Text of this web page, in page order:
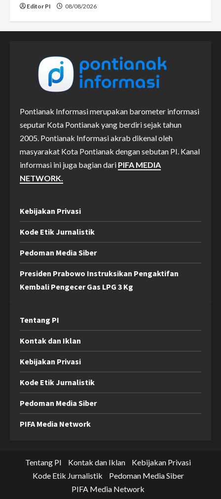
Editor PI 08/08/2026
Pontianak Informasi merupakan barometer informasi
seputar Kota Pontianak yang berdiri sejak tahun
2005. Pontianak Informasi akrab dikenal oleh
masyarakat Kota Pontianak dengan sebutan PI. Kanal
informasi ini juga bagian dari PIFA MEDIA
NETWORK.
Kebijakan Privasi
Kode Etik Jurnalistik
Pedoman Media Siber
Presiden Prabowo Instruksikan Pengaktifan
Kembali Pengecer Gas LPG 3 Kg
Tentang PI
Kontak dan Iklan
Kebijakan Privasi
Kode Etik Jurnalistik
Pedoman Media Siber
PIFA Media Network
Tentang PI Kontak dan Iklan
Kebijakan Privasi
Kode Etik Jurnalistik
Pedoman Media Siber
PIFA Media Network